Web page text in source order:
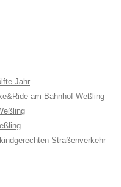
Jahr
am Bahnhof Weßling
Straßenverkehr